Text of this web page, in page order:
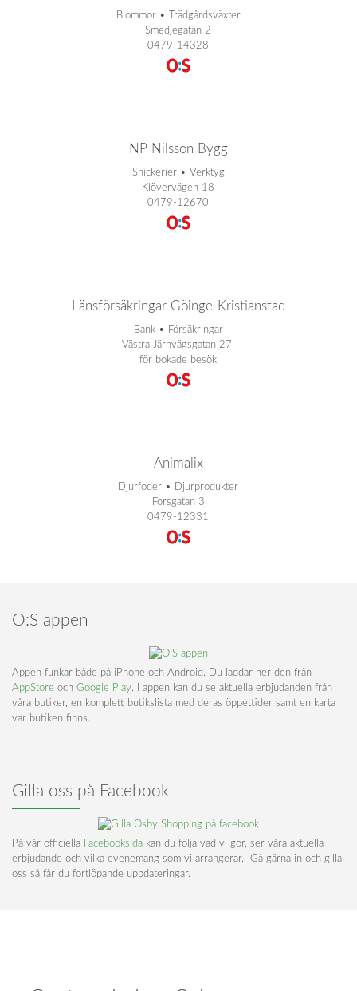
Blommor • Trädgårdsväxter
Smedjegatan 2
0479-14328
NP Nilsson Bygg
Snickerier • Verktyg
Klövervägen 18
0479-12670
Länsförsäkringar Göinge-Kristianstad
Bank • Försäkringar
Västra Järnvägsgatan 27,
för bokade besök
Animalix
Djurfoder • Djurprodukter
Forsgatan 3
0479-12331
O:S appen
Appen funkar både på iPhone och Android. Du laddar ner den från
AppStore och Google Play. I appen kan du se aktuella erbjudanden från
våra butiker, en komplett butikslista med deras öppettider samt en karta
var butiken finns.
Gilla oss på Facebook
På vår officiella Facebooksida kan du följa vad vi gör, ser våra aktuella
erbjudande och vilka evenemang som vi arrangerar. Gå gärna in och gilla
oss så får du fortlöpande uppdateringar.